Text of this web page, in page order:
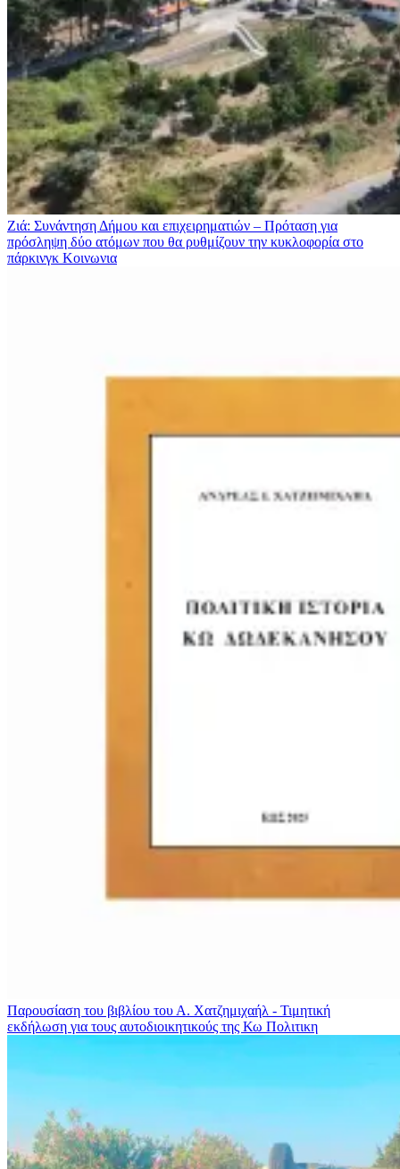
Ζιά: Συνάντηση Δήμου και επιχειρηματιών – Πρόταση για
πρόσληψη δύο ατόμων που θα ρυθμίζουν την κυκλοφορία στο
πάρκινγκ Κοινωνια
Παρουσίαση του βιβλίου του Α. Χατζημιχαήλ - Τιμητική
εκδήλωση για τους αυτοδιοικητικούς της Κω Πολιτικη